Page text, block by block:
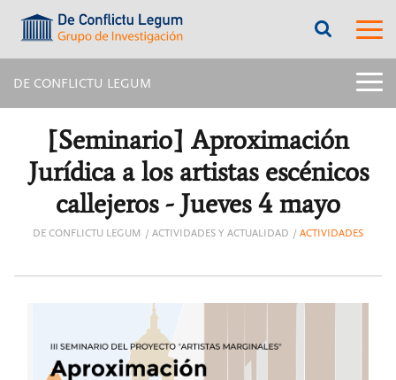
label.access.jump.content???
???
label.access.jump.header???
???
???
title:
Menú
|
DE CONFLICTU LEGUM
[Seminario] Aproximación
Jurídica a los artistas escénicos
callejeros - Jueves 4 mayo
DE CONFLICTU LEGUM ACTIVIDADES Y ACTUALIDAD ACTIVIDADES